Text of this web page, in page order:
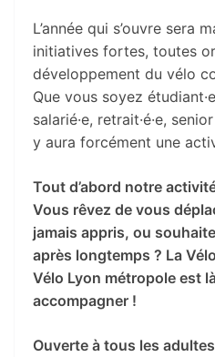
L’année qui s’ouvre sera
initiatives fortes, toutes
développement du vélo
Que vous soyez
salarié·e, retrait·é·e,
y aura forcément une
Tout d’abord notre
Vous rêvez de vous
jamais appris, ou
après longtemps ? La
Vélo Lyon métropole est
accompagner !
Ouverte à tous les